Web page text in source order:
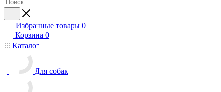
Избранные товары 0
Корзина 0
Каталог
Для собак